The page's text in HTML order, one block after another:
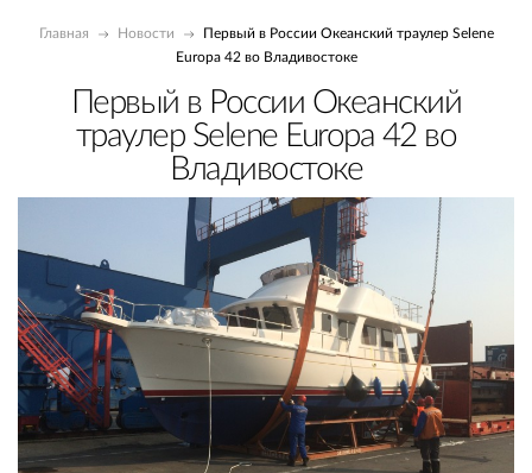
Главная Новости
Первый в России Океанский траулер Selene
Europa 42 во Владивостоке
Первый в России Океанский
траулер Selene Europa 42 во
Владивостоке